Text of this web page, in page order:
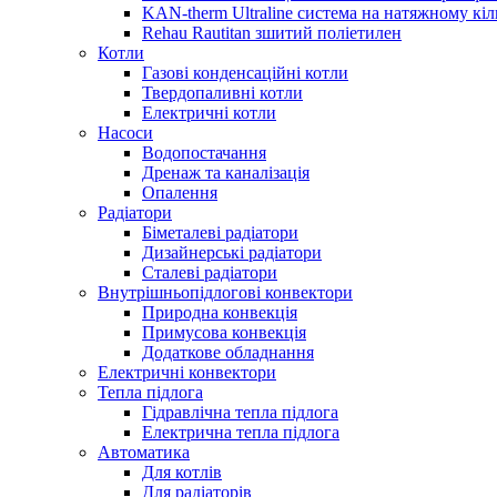
KAN-therm Ultraline система на натяжному
Rehau Rautitan зшитий поліетилен
Котли
Газові конденсаційні котли
Твердопаливні котли
Електричні котли
Насоси
Водопостачання
Дренаж та каналізація
Опалення
Радіатори
Біметалеві радіатори
Дизайнерські радіатори
Сталеві радіатори
Внутрішньопідлогові конвектори
Природна конвекція
Примусова конвекція
Додаткове обладнання
Електричні конвектори
Тепла підлога
Гідравлічна тепла підлога
Електрична тепла підлога
Автоматика
Для котлів
Для радіаторів